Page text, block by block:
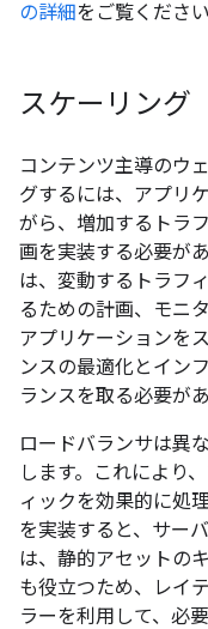
の詳細をご覧ください
スケーリング
コンテンツ主導のウ
グするには、アプリ
がら、増加するトラ
画を実装する必要が
は、変動するトラフ
るための計画、モニ
アプリケーションを
ンスの最適化とイン
ランスを取る必要があ
ロードバランサは異
します。これにより
ィックを効果的に処
を実装すると、サー
は、静的アセットの
も役立つため、レイ
ラーを利用して、必